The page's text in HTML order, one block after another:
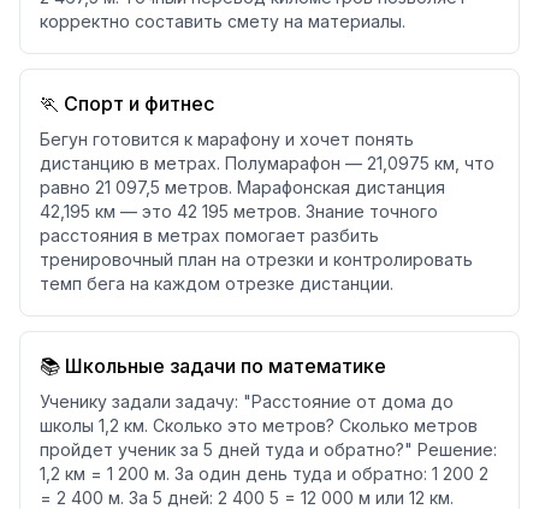
корректно составить смету на материалы.
🏃 Спорт и фитнес
Бегун готовится к марафону и хочет понять
дистанцию в метрах. Полумарафон — 21,0975 км, что
равно 21 097,5 метров. Марафонская дистанция
42,195 км — это 42 195 метров. Знание точного
расстояния в метрах помогает разбить
тренировочный план на отрезки и контролировать
темп бега на каждом отрезке дистанции.
📚 Школьные задачи по математике
Ученику задали задачу: "Расстояние от дома до
школы 1,2 км. Сколько это метров? Сколько метров
пройдет ученик за 5 дней туда и обратно?" Решение:
1,2 км = 1 200 м. За один день туда и обратно: 1 200 2
= 2 400 м. За 5 дней: 2 400 5 = 12 000 м или 12 км.